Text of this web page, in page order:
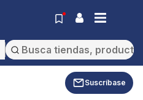
Suscríbase